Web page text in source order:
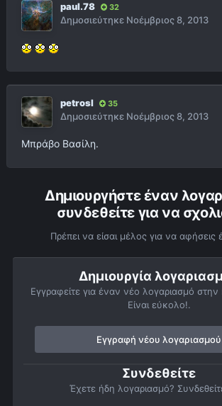
paul.78 32
Δημοσιεύτηκε Νοέμβριος 8, 2013
petrosl 35
Δημοσιεύτηκε Νοέμβριος 8, 2013
Μπράβο Βασίλη.
Δημιουργήστε έναν
συνδεθείτε για να
Πρέπει να είσαι μέλος για να αφήσεις
Δημιουργία
Εγγραφείτε για έναν νέο λογαριασμό στην
Είναι εύκολο!.
Εγγραφή νέου λογαριασμού
Συνδεθείτε
Έχετε ήδη λογαριασμό?